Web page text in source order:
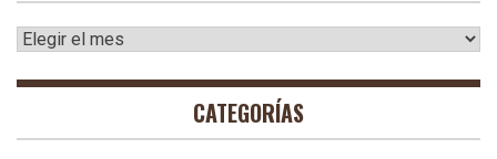
Archivos
CATEGORÍAS